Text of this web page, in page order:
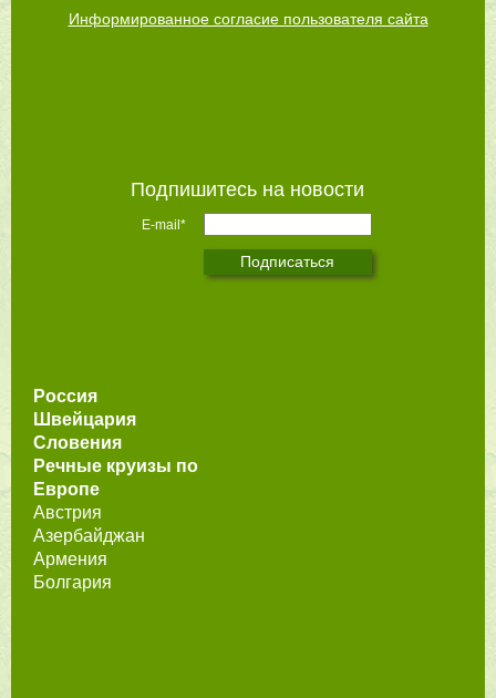
Информированное согласие пользователя сайта
Подпишитесь на новости
E-mail*
Россия
Швейцария
Словения
Речные круизы по
Европе
Австрия
Азербайджан
Армения
Болгария